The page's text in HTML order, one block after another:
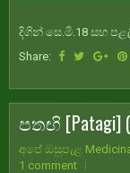
දිගින් සෙ.මි.18 සහ
Share:
පතඟි [Patagi]
අපේ ඔසුපැළ
1 comment